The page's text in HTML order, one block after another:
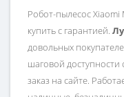
Робот-пылесос Xiaomi
купить с гарантией.
довольных
шаговой доступности
заказ на сайте.